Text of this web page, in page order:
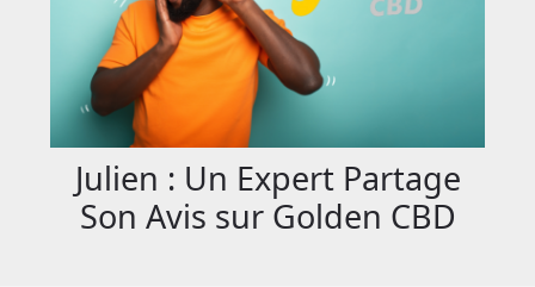
Julien : Un Expert Partage
Son Avis sur Golden CBD